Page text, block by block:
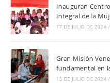
Inauguran
Integral de la
17 DE JULIO DE 2024 /
Gran Misión
fundamental en
15 DE JULIO DE 2024 /